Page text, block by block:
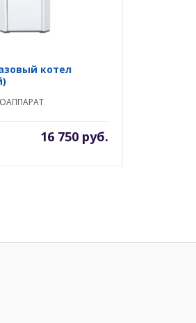
котел
16 750 руб.